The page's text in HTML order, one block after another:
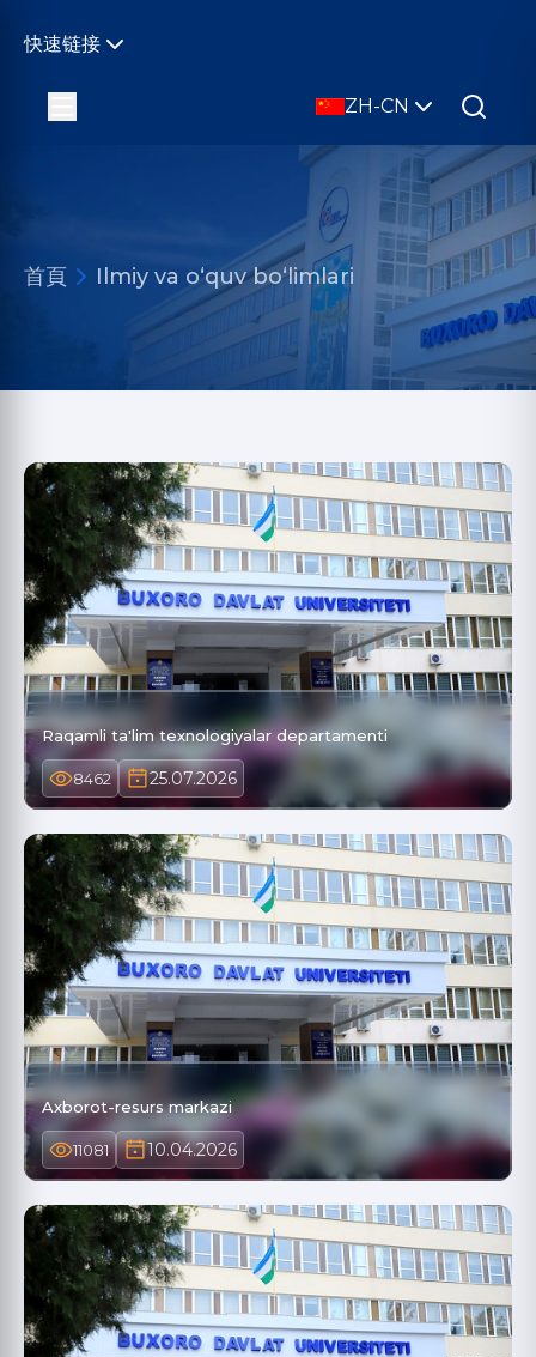
快速链接
ZH-CN
首頁 Ilmiy va o‘quv bo‘limlari
Raqamli ta'lim texnologiyalar departamenti
8462 25.07.2026
Axborot-resurs markazi
11081 10.04.2026